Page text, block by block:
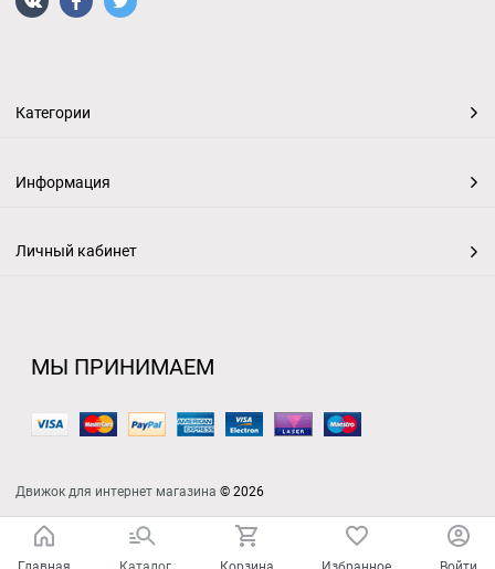
Категории
Информация
Личный кабинет
МЫ ПРИНИМАЕМ
Движок для интернет магазина © 2026